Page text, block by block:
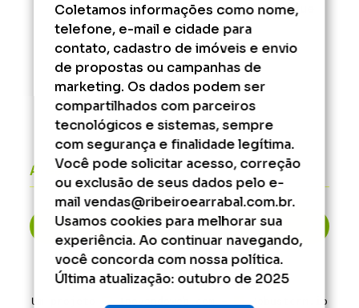
Fora desse horário, consulte os serviços que
podem ser agendados.
Áreas do cliente
2ª Via de Boleto
Um projeto Robustcrm.io
Coletamos informações como nome,
telefone, e-mail e cidade para
contato, cadastro de imóveis e envio
de propostas ou campanhas de
marketing. Os dados podem ser
compartilhados com parceiros
tecnológicos e sistemas, sempre
com segurança e finalidade legítima.
Você pode solicitar acesso, correção
ou exclusão de seus dados pelo e-
mail vendas@ribeiroearrabal.com.br.
Usamos cookies para melhorar sua
experiência. Ao continuar navegando,
você concorda com nossa política.
Última atualização: outubro de 2025